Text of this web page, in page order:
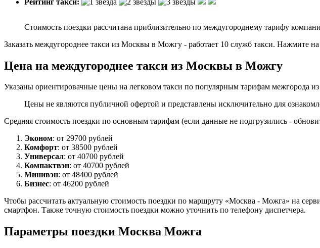
Стоимость поездки рассчитана приблизительно по междугороднему тарифу
Заказать междугороднее такси из Москвы в Можгу - работает 10 служб такси. Нажмите
Цена на междугороднее такси из Москвы в Можгу
Указаны ориентировачные цены на легковом такси по популярным тарифам межгорода
Цены не являются публичной офертой и представлены исключительно для
Средняя стоимость поездки по основным тарифам (если данные не подгрузились -
Эконом: от 29700 рублей
Комфорт: от 38500 рублей
Универсал: от 40700 рублей
Компактвэн: от 40700 рублей
Минивэн: от 48400 рублей
Бизнес: от 46200 рублей
Чтобы рассчитать актуальную стоимость поездки по маршруту «Москва - Можга» на
смартфон. Также точную стоимость поездки можно уточнить по телефону диспетчера.
Параметры поездки Москва Можга